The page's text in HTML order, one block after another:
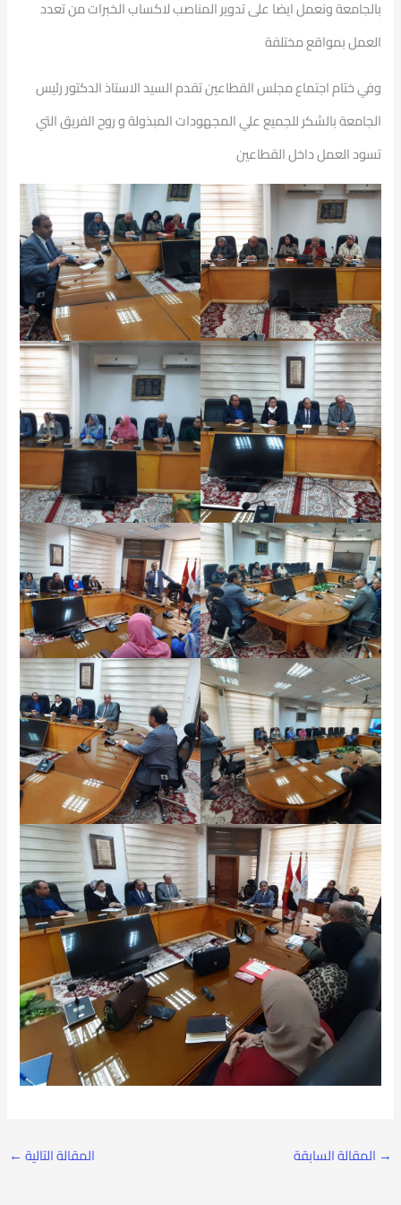
بالجامعة ونعمل ايضا على تدوير المناصب لاكساب الخبرات من تعدد
العمل بمواقع مختلفة
وفي ختام اجتماع مجلس القطاعين تقدم السيد الاستاذ الدكتور رئيس
الجامعة بالشكر للجميع علي المجهودات المبذولة و روح الفريق التي
تسود العمل داخل القطاعين
→ المقالة السابقة المقالة التالية ←